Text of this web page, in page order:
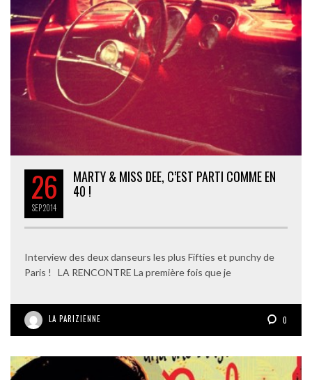
26
SEP2014
MARTY & MISS DEE, C’EST PARTI COMME EN
40 !
Interview des deux danseurs les plus Fifties et punchy de
Paris ! LA RENCONTRE La première fois que je
LA PARIZIENNE 0